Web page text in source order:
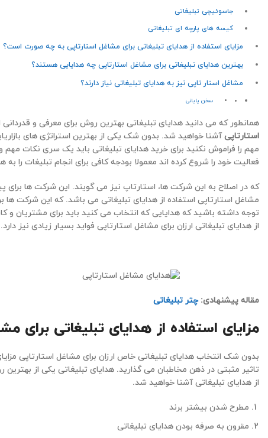
جاسوئیچی تبلیغاتی
کیسه های پارچه ای تبلیغاتی
مزایای استفاده از هدایای تبلیغاتی برای مشاغل استارتاپی به چه صورت است؟
بهترین هدایای تبلیغاتی برای مشاغل استارتاپی چه هدایایی هستند؟
مشاغل استار تاپی نیز به هدایای تبلیغاتی نیاز دارند؟
سخن پایانی
همانطور که می دانید هدایای تبلیغاتی بهترین روش برای معرفی و
استارتاپیآشنا خواهید شد. بدون شک یکی از بهترین استراتژی های
مهم را فراموش نکنید برای خرید هدایای تبلیغاتی باید یک سری نکات
فعالیت خود را شروع کرده اند معمولا بودجه کافی برای انجام تبلیغات را به
که در اصلاح به این شرکت ها، استارتاپ نیز می گویند. این شرکت ها
مشاغل استارتاپی استفاده از هدایای تبلیغاتی می باشد. که این شرکت ها
توجه داشته باشید که هدایایی که انتخاب می کنید باید برای مشتریان و
از هدایای تبلیغاتی ارزان برای مشاغل استارتاپی فواید بسیار زیادی نیز دارد.
مقاله پیشنهادی:چتر تبلیغاتی
مزایای استفاده از هدایای تبلیغاتی برای
بدون شک انتخاب هدایای تبلیغاتی خاص ارزان برای مشاغل استارتاپی
تاثیر مثبتی در ذهن مخاطبان می گذارید. هدایای تبلیغاتی یکی از
از هدایای تبلیغاتی آشنا خواهید شد.
مطرح شدن بیشتر برند
مقرون به صرفه بودن هدایای تبلیغاتی